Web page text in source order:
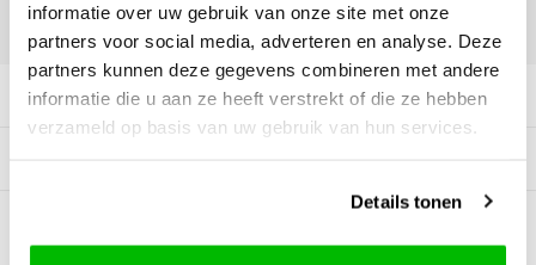
informatie over uw gebruik van onze site met onze
partners voor social media, adverteren en analyse. Deze
partners kunnen deze gegevens combineren met andere
informatie die u aan ze heeft verstrekt of die ze hebben
verzameld op basis van uw gebruik van hun services.
Details tonen
Productomschrijving